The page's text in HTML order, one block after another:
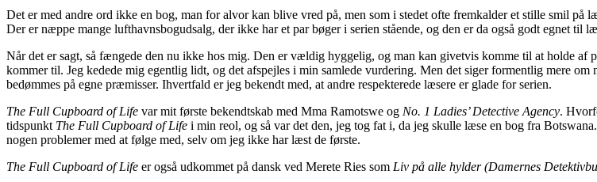
Det er med andre ord ikke en bog, man for alvor kan blive vred på, men som i stedet ofte fremkalder et stille smil på
Der er næppe mange lufthavnsbogudsalg, der ikke har et par bøger i serien stående, og den er da også godt egnet til
Når det er sagt, så fængede den nu ikke hos mig. Den er vældig hyggelig, og man kan givetvis komme til at holde
kommer til. Jeg kedede mig egentlig lidt, og det afspejles i min samlede vurdering. Men det siger formentlig mere
bedømmes på egne præmisser. Ihvertfald er jeg bekendt med, at andre respekterede læsere er glade for serien.
The Full Cupboard of Life var mit første bekendtskab med Mma Ramotswe og No. 1 Ladies’ Detective Agency.
tidspunkt The Full Cupboard of Life i min reol, og så var det den, jeg tog fat i, da jeg skulle læse en bog fra
nogen problemer med at følge med, selv om jeg ikke har læst de første.
The Full Cupboard of Life er også udkommet på dansk ved Merete Ries som Liv på alle hylder (Damernes